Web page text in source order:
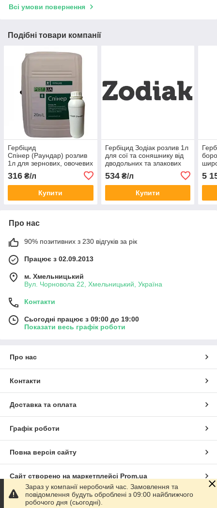
Всі умови повернення
Подібні товари компанії
Гербіцид
Спінер (Раундар) розлив
1л для зернових, овочевих
картоплі
316 ₴/л
Купити
Гербіцид Зодіак розлив 1л
для сої та соняшнику від
дводольних та злакових
бур’янів ( імазамокс, 40 г/
л)
534₴/л
Купити
5
Про нас
90% позитивних з 230 відгуків за рік
Працює з 02.09.2013
м. Хмельницький
Вул. Чорновола 22, Хмельницький, Україна
Контакти
Сьогодні працює з 09:00 до 19:00
Показати весь графік роботи
Про нас
Контакти
Доставка та оплата
Графік роботи
Повна версія сайту
Сайт створено на маркетплейсі Prom.ua
Політика конфіденційності
Зараз у компанії неробочий час. Замовлення та
повідомлення будуть оброблені з 09:00 найближчого
робочого дня (сьогодні).